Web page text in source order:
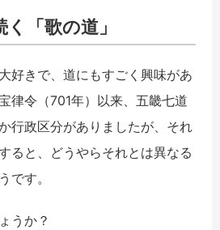
「歌の道」
好きで、道にもすごく興味があ
律令（701年）以来、五畿七道
行政区分がありましたが、それ
ると、どうやらそれとは異なる
です。
うか？